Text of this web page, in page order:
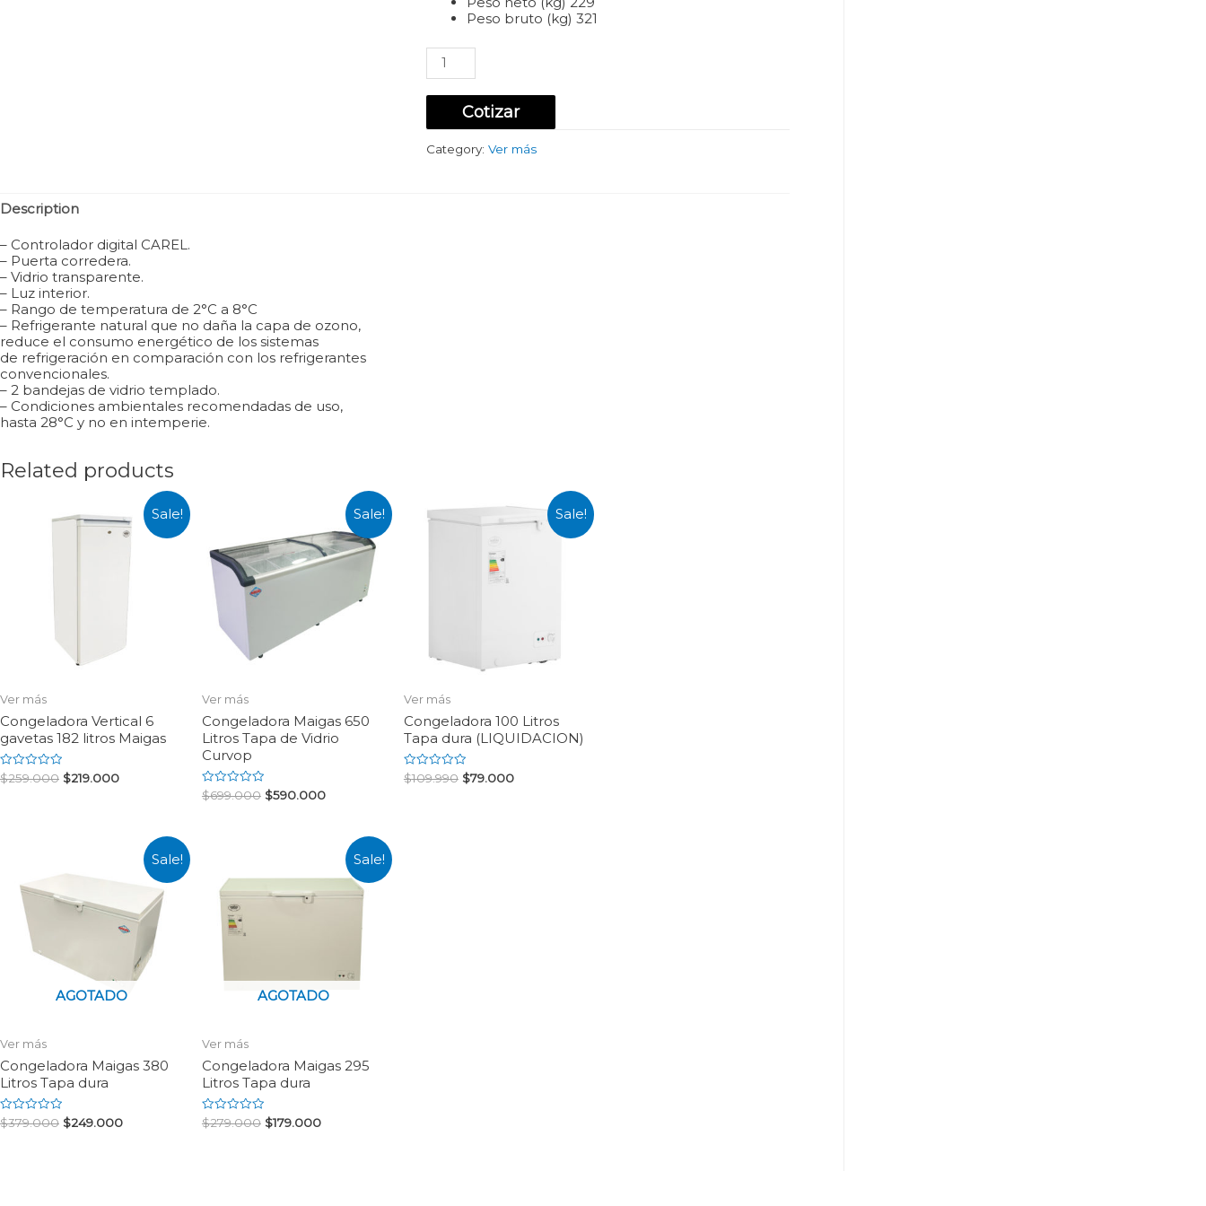
Peso bruto (kg) 321
Vitrina
Pastelera
2
Metros
Maigas
quantity
Cotizar
Category:Ver más
Description
– Controlador digital CAREL.
– Puerta corredera.
– Vidrio transparente.
– Luz interior.
– Rango de temperatura de 2°C a 8°C
– Refrigerante natural que no daña la capa de ozono,
reduce el consumo energético de los sistemas
de refrigeración en comparación con los refrigerantes
convencionales.
– 2 bandejas de vidrio templado.
– Condiciones ambientales recomendadas de uso,
hasta 28°C y no en intemperie.
Related products
Sale!
Ver más
Congeladora Vertical 6
gavetas 182 litros Maigas
Rated
0
$259.000 $219.000
Sale!
Ver más
Congeladora Maigas 650
Litros Tapa de Vidrio
Curvop
Rated
0
$699.000 $590.000
Sale!
Ver más
Congeladora 100 Litros
Tapa dura (LIQUIDACION)
Rated
0
$109.990 $79.000
Sale!
AGOTADO
Ver más
Congeladora Maigas 380
Litros Tapa dura
Rated
0
$379.000 $249.000
Sale!
AGOTADO
Ver más
Congeladora Maigas 295
Litros Tapa dura
Rated
0
$279.000 $179.000